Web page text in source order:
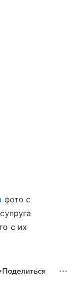
фото с
с их
Поделиться